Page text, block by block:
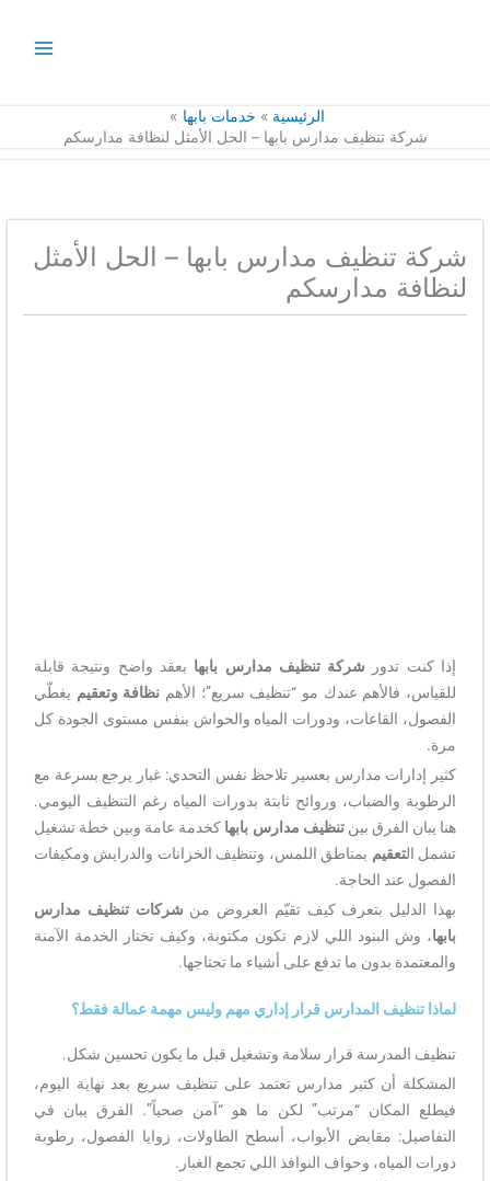
الرئيسية
خدمات بابها
شركة تنظيف مدارس بابها – الحل الأمثل لنظافة مدارسكم
شركة تنظيف مدارس بابها – الحل الأمثل
لنظافة مدارسكم
إذا كنت تدور شركة تنظيف مدارس بابها بعقد واضح ونتيجة قابلة
للقياس، فالأهم عندك مو “تنظيف سريع”؛ الأهم نظافة وتعقيم يغطّي
الفصول، القاعات، ودورات المياه والحواش بنفس مستوى الجودة كل
مرة.
كثير إدارات مدارس بعسير تلاحظ نفس التحدي: غبار يرجع بسرعة مع
الرطوبة والضباب، وروائح ثابتة بدورات المياه رغم التنظيف اليومي.
هنا يبان الفرق بينتنظيف مدارس بابها كخدمة عامة وبين خطة تشغيل
تشمل التعقيم بمناطق اللمس، وتنظيف الخزانات والدرايش ومكيفات
الفصول عند الحاجة.
بهذا الدليل بتعرف كيف تقيّم العروض من شركات تنظيف مدارس
بابها، وش البنود اللي لازم تكون مكتوبة، وكيف تختار الخدمة الآمنة
والمعتمدة بدون ما تدفع على أشياء ما تحتاجها.
لماذا تنظيف المدارس قرار إداري مهم وليس مهمة عمالة فقط؟
تنظيف المدرسة قرار سلامة وتشغيل قبل ما يكون تحسين شكل.
المشكلة أن كثير مدارس تعتمد على تنظيف سريع بعد نهاية اليوم،
فيطلع المكان “مرتب” لكن ما هو “آمن صحياً”. الفرق يبان في
التفاصيل: مقابض الأبواب، أسطح الطاولات، زوايا الفصول، رطوبة
دورات المياه، وحواف النوافذ اللي تجمع الغبار.